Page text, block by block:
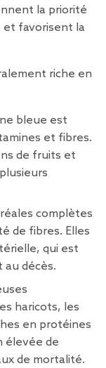
la priorité
et favorisent la
riche en
bleue est
et fibres.
de fruits et
complètes
de fibres. Elles
qui est
au décès.
haricots, les
en protéines
élevée de
de mortalité.